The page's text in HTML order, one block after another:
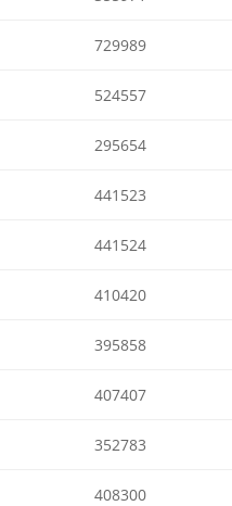
729989
524557
295654
441523
441524
410420
395858
407407
352783
408300